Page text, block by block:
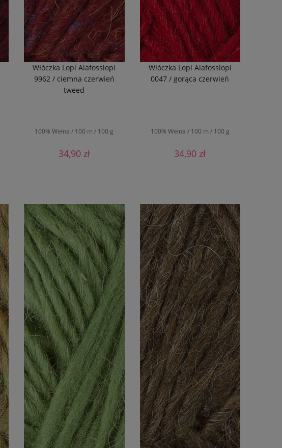
Włóczka Lopi Alafosslopi
9962 / ciemna czerwień
tweed
100% Wełna / 100 m / 100 g
34,90 zł
Włóczka Lopi Alafosslopi
0047 / gorąca czerwień
100% Wełna / 100 m / 100 g
34,90 zł